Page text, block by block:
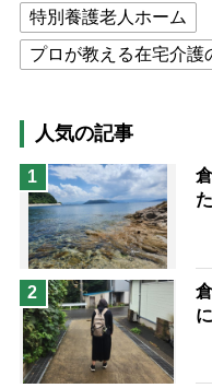
特別養護老人ホーム
プロが教える在宅介護
高木ブー
ケアマネジ
猫が母になつきません
息子の遠距離介護サバ
兄がボケました
予防法
人気の記事
1
2